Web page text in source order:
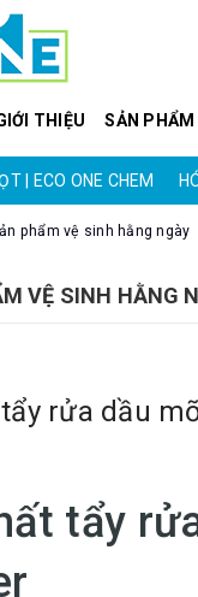
THIỆU SẢN PHẨM
| ECO ONE CHEM
phẩm vệ sinh hằng ngày
VỆ SINH HẰNG
rửa dầu
tẩy